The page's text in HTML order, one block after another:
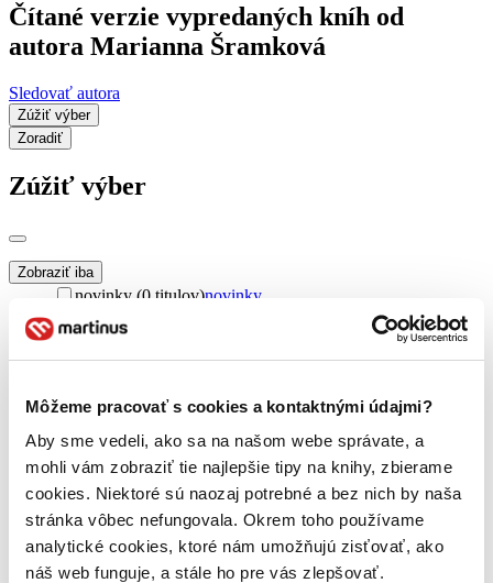
Môžeme pracovať s cookies a kontaktnými údajmi?
Aby sme vedeli, ako sa na našom webe správate, a
mohli vám zobraziť tie najlepšie tipy na knihy, zbierame
cookies. Niektoré sú naozaj potrebné a bez nich by naša
stránka vôbec nefungovala. Okrem toho používame
analytické cookies, ktoré nám umožňujú zisťovať, ako
náš web funguje, a stále ho pre vás zlepšovať.
Čítané verzie vypredaných kníh od
autora Marianna Šramková
Sledovať autora
Zúžiť výber
Zoradiť
Zúžiť výber
Zobraziť iba
novinky (0 titulov)novinky
zľavnené tituly (0 titulov)
Dostupnosť
predpredaj (0 titulov)predpredaj
dostupná (bez vypredaných) (0 titulov)dostupná (bez
vypredaných)
Nové / čítané
nová (0 titulov)nová
čítaná (0 titulov)čítaná
čítaná - výborný stav (0 titulov)čítaná - výborný stav